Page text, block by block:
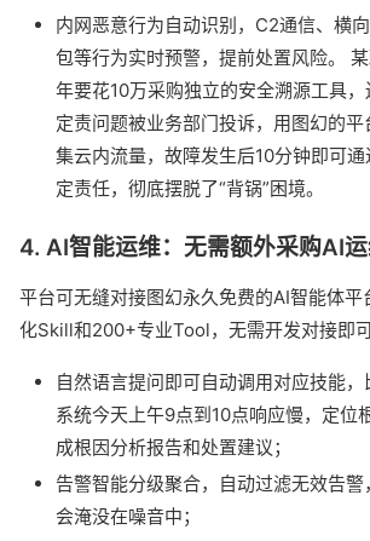
内网恶意行为自动识别，C2通信、横
包等行为实时预警，提前处置风险。
年要花10万采购独立的安全溯源工具
定责问题被业务部门投诉，用图幻的
集云内流量，故障发生后10分钟即可
定责任，彻底摆脱了“背锅”困境。
4. AI智能运维：无需额外采购AI
平台可无缝对接图幻永久免费的AI智能体
化Skill和200+专业Tool，无需开发对接即可
自然语言提问即可自动调用对应技能
系统今天上午9点到10点响应慢，定位
成根因分析报告和处置建议；
告警智能分级聚合，自动过滤无效告
会淹没在噪音中；